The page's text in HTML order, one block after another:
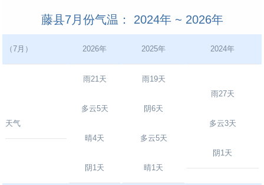
藤县7月份气温： 2024年 ~ 2026年
（7月） 2026年 2025年 2024年
天气
雨21天
多云5天
晴4天
阴1天
雨19天
阴6天
多云5天
晴1天
雨27天
多云3天
阴1天